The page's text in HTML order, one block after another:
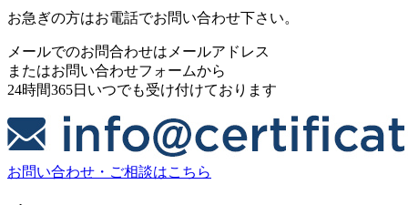
お急ぎの方はお電話でお問い合わせ下さい。
メールでのお問合わせはメールアドレス
またはお問い合わせフォームから
24時間365日いつでも受け付けております
お問い合わせ・ご相談はこちら